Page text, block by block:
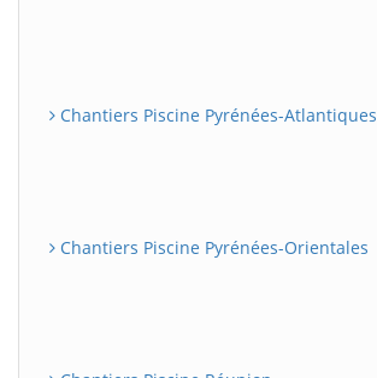
Chantiers Piscine Pyrénées-Atlantiques
Chantiers Piscine Pyrénées-Orientales